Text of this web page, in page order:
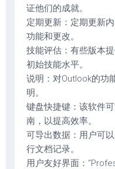
证他们的成就。
定期更新：定期更新
功能和更改。
技能评估：有些版本
初始技能水平。
说明：对Outlook的功
明。
键盘快捷键：该软件
南，以提高效率。
可导出数据：用户可
行文档记录。
用户友好界面：